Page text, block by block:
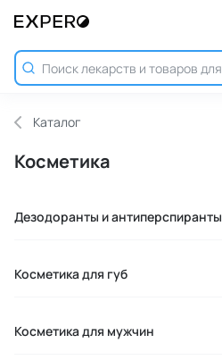
Каталог
Косметика
Дезодоранты и антиперспиранты
Косметика для губ
Косметика для мужчин